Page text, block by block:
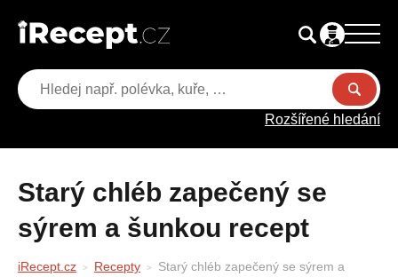
Rozšířené hledání
Starý chléb zapečený se
sýrem a šunkou recept
iRecept.cz Recepty
Starý chléb zapečený se sýrem a